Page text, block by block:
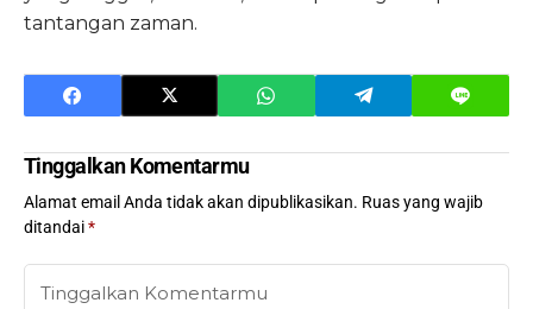
tantangan zaman.
Tinggalkan Komentarmu
Alamat email Anda tidak akan dipublikasikan. Ruas yang wajib
ditandai*